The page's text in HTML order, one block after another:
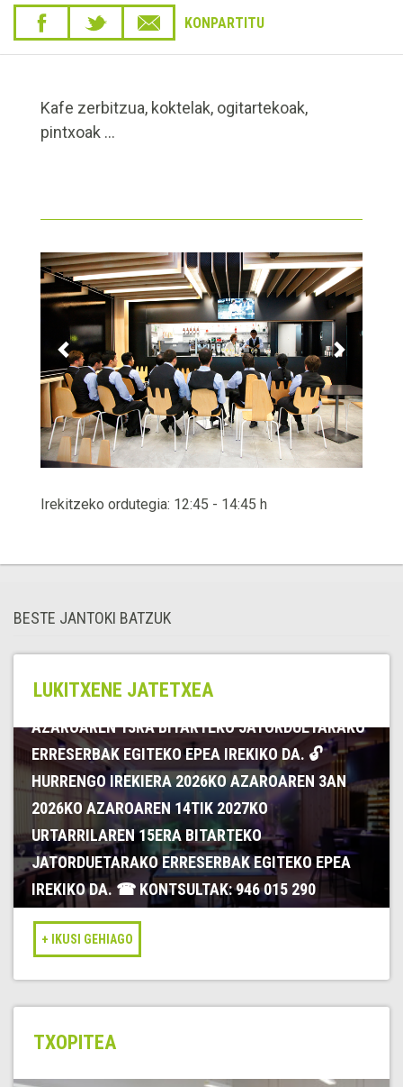
KONPARTITU
Kafe zerbitzua, koktelak, ogitartekoak,
pintxoak ...
&lsaquo;
Aurrekoa
Irekitzeko ordutegia: 12:45 - 14:45 h
BESTE JANTOKI BATZUK
LUKITXENE JATETXEA
UZTAILAREN 15EAN 2026KO IRAILAREN 10ETIK
AZAROAREN 13RA BITARTEKO JATORDUETARAKO
ERRESERBAK EGITEKO EPEA IREKIKO DA. 🔓
HURRENGO IREKIERA 2026KO AZAROAREN 3AN
2026KO AZAROAREN 14TIK 2027KO
URTARRILAREN 15ERA BITARTEKO
JATORDUETARAKO ERRESERBAK EGITEKO EPEA
IREKIKO DA. ☎ KONTSULTAK: 946 015 290
TXOPITEA